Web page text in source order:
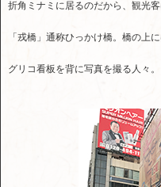
折角ミナミに居るのだから、観光
「戎橋」通称ひっかけ橋。橋の上
グリコ看板を背に写真を撮る人々。